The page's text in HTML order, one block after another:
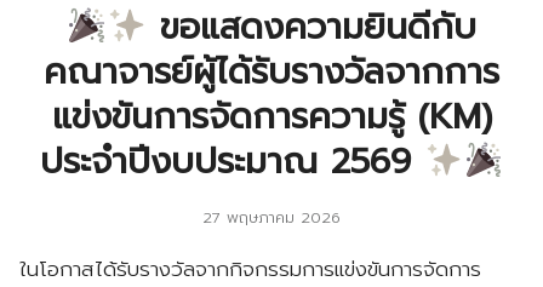
ขอแสดงความยินดีกับ
คณาจารย์ผู้ได้รับรางวัลจากการ
แข่งขันการจัดการความรู้ (KM)
ประจำปีงบประมาณ 2569
27 พฤษภาคม 2026
ในโอกาสได้รับรางวัลจากกิจกรรมการแข่งขันการจัดการ